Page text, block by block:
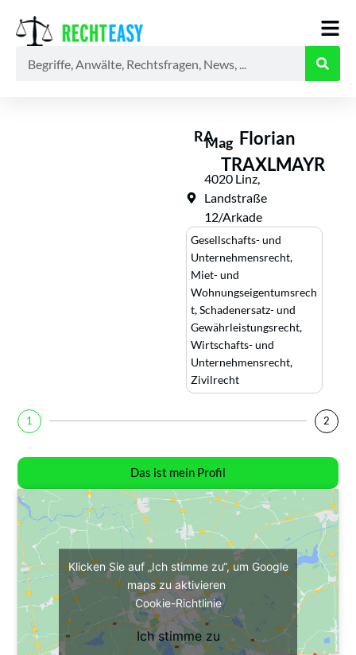
RAMag Florian
TRAXLMAYR
4020 Linz,
Landstraße
12/Arkade
Gesellschafts- und
Unternehmensrecht,
Miet- und
Wohnungseigentumsrech
t,Schadenersatz- und
Gewährleistungsrecht,
Wirtschafts- und
Unternehmensrecht,
Zivilrecht
1 2
Das ist mein Profil
Klicken Sie auf „Ich stimme zu“, um Google
maps zu aktivieren
Cookie-Richtlinie
Ich stimme zu